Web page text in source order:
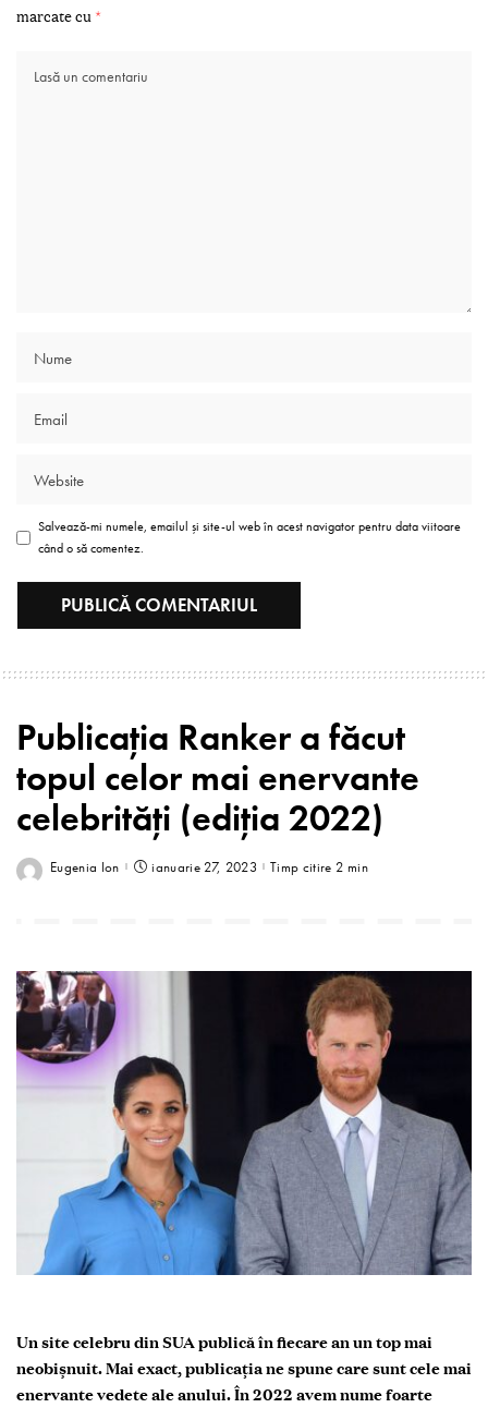
marcate cu *
Salvează-mi numele, emailul și site-ul web în acest navigator pentru data viitoare
când o să comentez.
Publicația Ranker a făcut
topul celor mai enervante
celebrități (ediția 2022)
Eugenia Ion ianuarie 27, 2023 Timp citire 2 min
Un site celebru din SUA publică în fiecare an un top mai
neobișnuit. Mai exact, publicația ne spune care sunt cele mai
enervante vedete ale anului. În 2022 avem nume foarte